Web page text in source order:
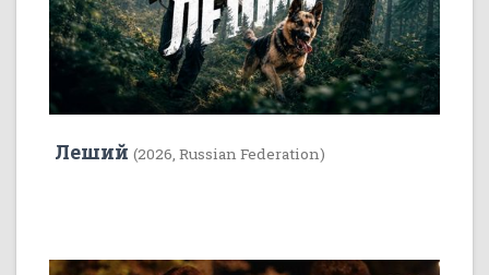
Леший (2026, Russian Federation)